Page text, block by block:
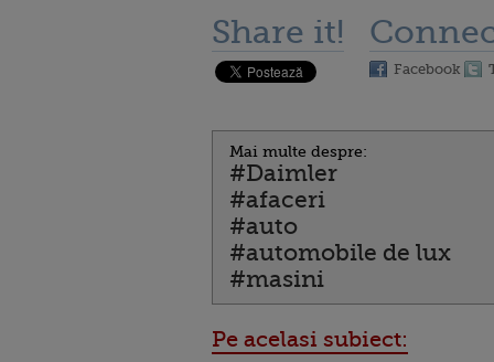
Share it!
Facebook
Mai multe despre:
#Daimler
#afaceri
#auto
#automobile de lux
#masini
Pe acelasi subiect: